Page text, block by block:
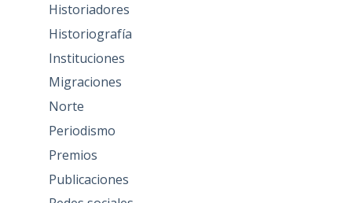
Historiadores
Historiografía
Instituciones
Migraciones
Norte
Periodismo
Premios
Publicaciones